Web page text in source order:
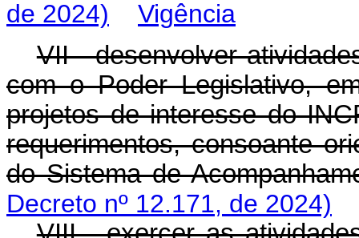
de 2024)
Vigência
VII - desenvolver
com o Poder Legislativo,
projetos de interesse do
requerimentos, consoante
do Sistema de
Decreto nº 12.171, de 2024)